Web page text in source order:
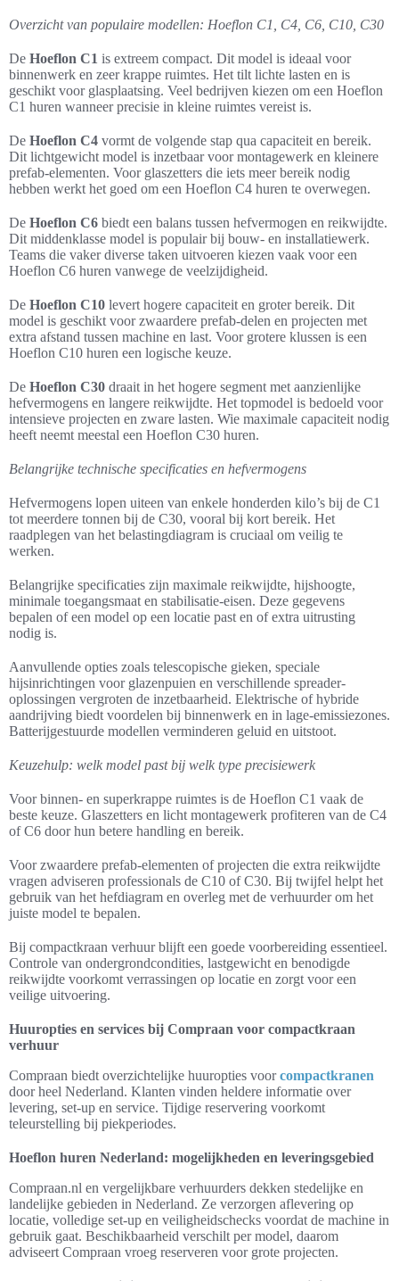
Overzicht van populaire modellen: Hoeflon C1, C4, C6, C10, C30
De Hoeflon C1 is extreem compact. Dit model is ideaal voor
binnenwerk en zeer krappe ruimtes. Het tilt lichte lasten en is
geschikt voor glasplaatsing. Veel bedrijven kiezen om een Hoeflon
C1 huren wanneer precisie in kleine ruimtes vereist is.
De Hoeflon C4 vormt de volgende stap qua capaciteit en bereik.
Dit lichtgewicht model is inzetbaar voor montagewerk en kleinere
prefab-elementen. Voor glaszetters die iets meer bereik nodig
hebben werkt het goed om een Hoeflon C4 huren te overwegen.
De Hoeflon C6 biedt een balans tussen hefvermogen en reikwijdte.
Dit middenklasse model is populair bij bouw- en installatiewerk.
Teams die vaker diverse taken uitvoeren kiezen vaak voor een
Hoeflon C6 huren vanwege de veelzijdigheid.
De Hoeflon C10 levert hogere capaciteit en groter bereik. Dit
model is geschikt voor zwaardere prefab-delen en projecten met
extra afstand tussen machine en last. Voor grotere klussen is een
Hoeflon C10 huren een logische keuze.
De Hoeflon C30 draait in het hogere segment met aanzienlijke
hefvermogens en langere reikwijdte. Het topmodel is bedoeld voor
intensieve projecten en zware lasten. Wie maximale capaciteit nodig
heeft neemt meestal een Hoeflon C30 huren.
Belangrijke technische specificaties en hefvermogens
Hefvermogens lopen uiteen van enkele honderden kilo’s bij de C1
tot meerdere tonnen bij de C30, vooral bij kort bereik. Het
raadplegen van het belastingdiagram is cruciaal om veilig te
werken.
Belangrijke specificaties zijn maximale reikwijdte, hijshoogte,
minimale toegangsmaat en stabilisatie-eisen. Deze gegevens
bepalen of een model op een locatie past en of extra uitrusting
nodig is.
Aanvullende opties zoals telescopische gieken, speciale
hijsinrichtingen voor glazenpuien en verschillende spreader-
oplossingen vergroten de inzetbaarheid. Elektrische of hybride
aandrijving biedt voordelen bij binnenwerk en in lage-emissiezones.
Batterijgestuurde modellen verminderen geluid en uitstoot.
Keuzehulp: welk model past bij welk type precisiewerk
Voor binnen- en superkrappe ruimtes is de Hoeflon C1 vaak de
beste keuze. Glaszetters en licht montagewerk profiteren van de C4
of C6 door hun betere handling en bereik.
Voor zwaardere prefab-elementen of projecten die extra reikwijdte
vragen adviseren professionals de C10 of C30. Bij twijfel helpt het
gebruik van het hefdiagram en overleg met de verhuurder om het
juiste model te bepalen.
Bij compactkraan verhuur blijft een goede voorbereiding essentieel.
Controle van ondergrondcondities, lastgewicht en benodigde
reikwijdte voorkomt verrassingen op locatie en zorgt voor een
veilige uitvoering.
Huuropties en services bij Compraan voor compactkraan
verhuur
Compraan biedt overzichtelijke huuropties voorcompactkranen
door heel Nederland. Klanten vinden heldere informatie over
levering, set-up en service. Tijdige reservering voorkomt
teleurstelling bij piekperiodes.
Hoeflon huren Nederland: mogelijkheden en leveringsgebied
Compraan.nl en vergelijkbare verhuurders dekken stedelijke en
landelijke gebieden in Nederland. Ze verzorgen aflevering op
locatie, volledige set-up en veiligheidschecks voordat de machine in
gebruik gaat. Beschikbaarheid verschilt per model, daarom
adviseert Compraan vroeg reserveren voor grote projecten.